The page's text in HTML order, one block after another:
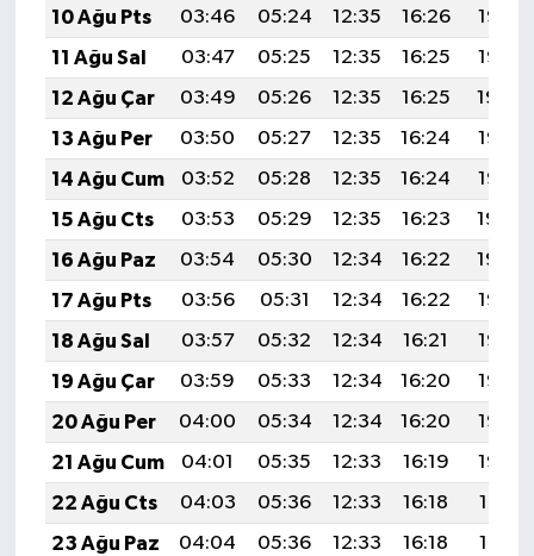
10 Ağu Pts
03:46 05:24 12:35 16:26
19:37
11 Ağu Sal
03:47 05:25 12:35 16:25
19:36
12 Ağu Çar
03:49 05:26 12:35 16:25
19:34
13 Ağu Per
03:50 05:27 12:35 16:24
19:33
14 Ağu Cum
03:52 05:28 12:35 16:24
19:32
15 Ağu Cts
03:53 05:29 12:35 16:23
19:30
16 Ağu Paz
03:54 05:30 12:34 16:22
19:29
17 Ağu Pts
03:56 05:31 12:34 16:22
19:28
18 Ağu Sal
03:57 05:32 12:34 16:21
19:26
19 Ağu Çar
03:59 05:33 12:34 16:20
19:25
20 Ağu Per
04:00 05:34 12:34 16:20
19:23
21 Ağu Cum
04:01 05:35 12:33 16:19
19:22
22 Ağu Cts
04:03 05:36 12:33 16:18
19:21
23 Ağu Paz
04:04 05:36 12:33 16:18
19:19